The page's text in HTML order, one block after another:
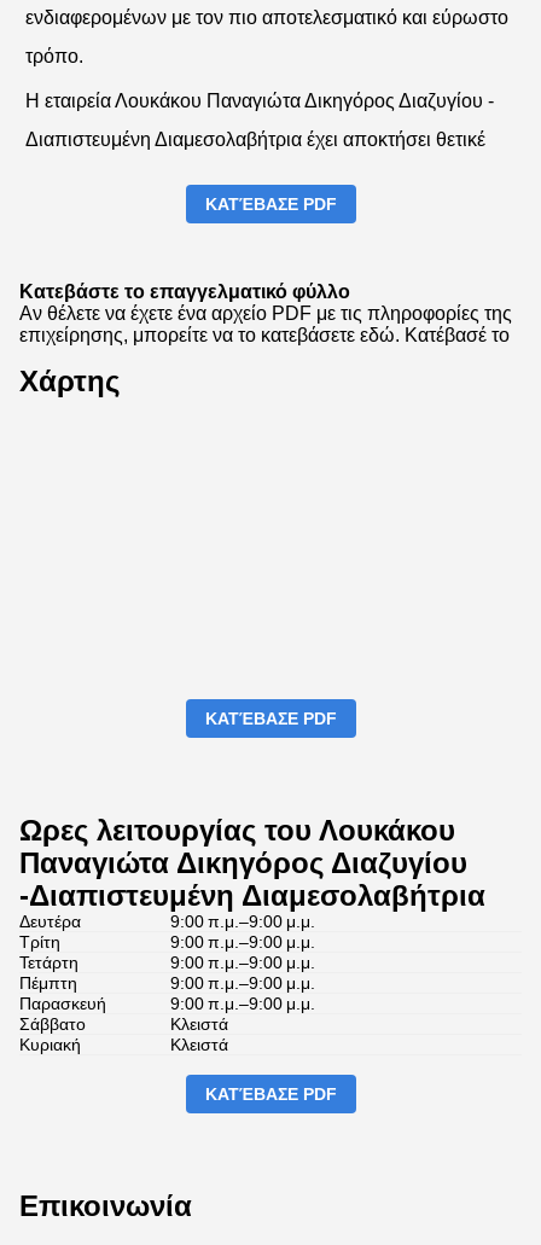
ενδιαφερομένων με τον πιο αποτελεσματικό και εύρωστο
τρόπο.
Η εταιρεία Λουκάκου Παναγιώτα Δικηγόρος Διαζυγίου -
Διαπιστευμένη Διαμεσολαβήτρια έχει αποκτήσει θετικέ
ΚΑΤΈΒΑΣΕ PDF
Κατεβάστε το επαγγελματικό φύλλο
Αν θέλετε να έχετε ένα αρχείο PDF με τις πληροφορίες της
επιχείρησης, μπορείτε να το κατεβάσετε εδώ. Κατέβασέ το
Χάρτης
ΚΑΤΈΒΑΣΕ PDF
Ωρες λειτουργίας του Λουκάκου
Παναγιώτα Δικηγόρος Διαζυγίου
-Διαπιστευμένη Διαμεσολαβήτρια
Δευτέρα
9:00 π.μ.–9:00 μ.μ.
Τρίτη
9:00 π.μ.–9:00 μ.μ.
Τετάρτη
9:00 π.μ.–9:00 μ.μ.
Πέμπτη
9:00 π.μ.–9:00 μ.μ.
Παρασκευή
9:00 π.μ.–9:00 μ.μ.
Σάββατο
Κλειστά
Κυριακή
Κλειστά
ΚΑΤΈΒΑΣΕ PDF
Επικοινωνία